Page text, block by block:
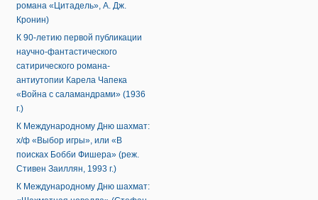
романа «Цитадель», А. Дж.
Кронин)
К 90-летию первой публикации
научно-фантастического
сатирического романа-
антиутопии Карела Чапека
«Война с саламандрами» (1936
г.)
К Международному Дню шахмат:
х/ф «Выбор игры», или «В
поисках Бобби Фишера» (реж.
Стивен Заиллян, 1993 г.)
К Международному Дню шахмат: